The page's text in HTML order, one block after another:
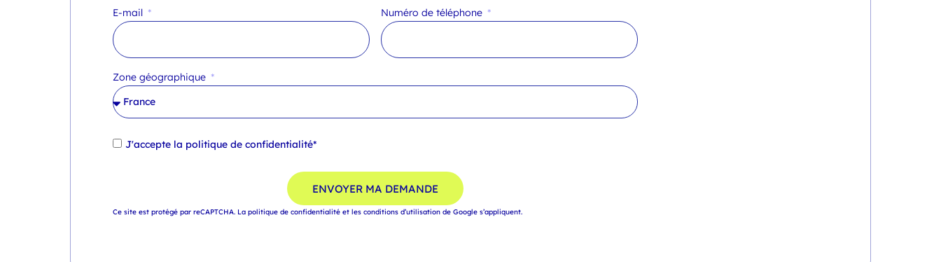
E-mail Numéro de téléphone
Zone géographique
J'accepte la politique de confidentialité*
ENVOYER MA DEMANDE
Ce site est protégé par reCAPTCHA. La politique de confidentialité et les conditions d’utilisation de Google s’appliquent.